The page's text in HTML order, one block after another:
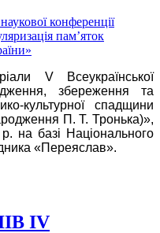
конференції
пам’яток
V Всеукраїнської
збереження та
культурної спадщини
П. Т. Тронька)»,
на базі Національного
«Переяслав».
IV